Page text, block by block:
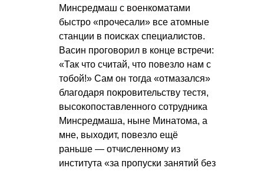
Минсредмаш с военкоматами
быстро «прочесали» все атомные
станции в поисках специалистов.
Васин проговорил в конце встречи:
«Так что считай, что повезло нам с
тобой!» Сам он тогда «отмазался»
благодаря покровительству тестя,
высокопоставленного сотрудника
Минсредмаша, ныне Минатома, а
мне, выходит, повезло ещё
раньше — отчисленному из
института «за пропуски занятий без